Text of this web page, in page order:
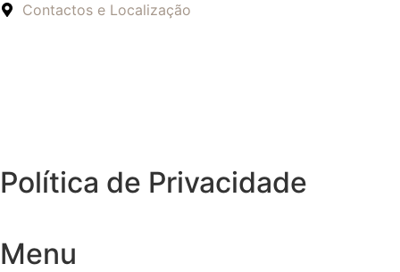
Contactos e Localização
Política de Privacidade
Menu